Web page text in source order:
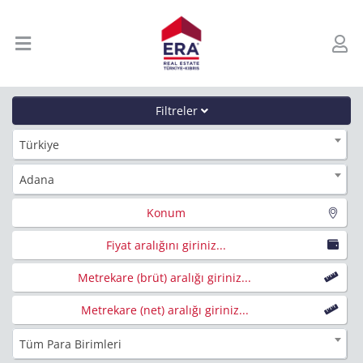
Filtreler
Türkiye
Adana
Konum
Fiyat aralığını giriniz...
Metrekare (brüt) aralığı giriniz...
Metrekare (net) aralığı giriniz...
Tüm Para Birimleri